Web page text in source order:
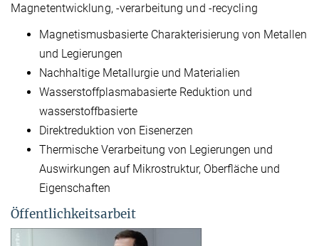
Magnetentwicklung, -verarbeitung und -recycling
Magnetismusbasierte Charakterisierung von Metallen
und Legierungen
Nachhaltige Metallurgie und Materialien
Wasserstoffplasmabasierte Reduktion und
wasserstoffbasierte
Direktreduktion von Eisenerzen
Thermische Verarbeitung von Legierungen und
Auswirkungen auf Mikrostruktur, Oberfläche und
Eigenschaften
Öffentlichkeitsarbeit